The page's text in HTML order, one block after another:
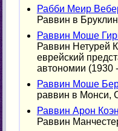
Рабби Меир
Раввин в
Раввин Моше
Раввин Нетурей
еврейский
автономии (1930
Раввин Моше
раввин в
Раввин Арон
Раввин